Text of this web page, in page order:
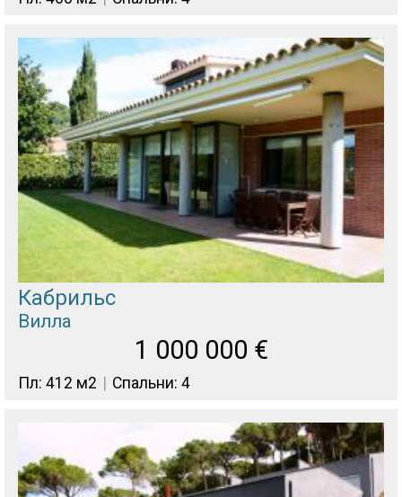
Кабрильс
Вилла
1 000 000 €
Пл: 412 м2 Спальни: 4